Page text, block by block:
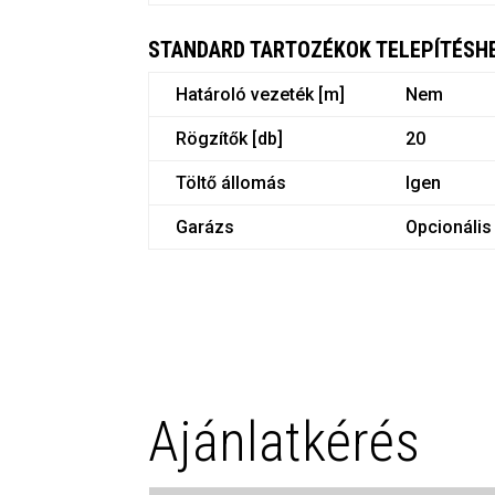
STANDARD TARTOZÉKOK
Határoló vezeték [m] Nem
Rögzítők [db] 20
Töltő állomás Igen
Garázs Opcionális
Ajánlatkérés